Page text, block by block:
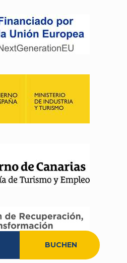
BUCHEN